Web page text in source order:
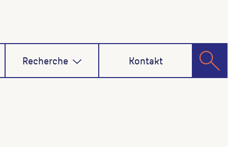
Recherche Kontakt